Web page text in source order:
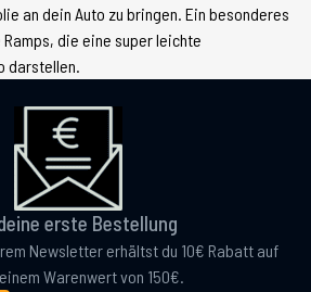
an dein Auto zu bringen. Ein besonderes
die eine super leichte
darstellen.
erste Bestellung
Newsletter erhältst du 10€ Rabatt auf
Warenwert von 150€.